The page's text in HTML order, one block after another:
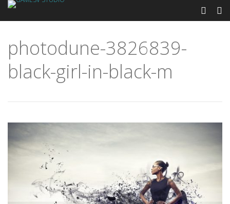
photodune-3826839-
black-girl-in-black-m